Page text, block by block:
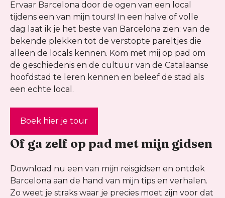
Ervaar Barcelona door de ogen van een local
tijdens een van mijn tours! In een halve of volle
dag laat ik je het beste van Barcelona zien: van de
bekende plekken tot de verstopte pareltjes die
alleen de locals kennen. Kom met mij op pad om
de geschiedenis en de cultuur van de Catalaanse
hoofdstad te leren kennen en beleef de stad als
een echte local.
Boek hier je tour
Of ga zelf op pad met mijn gidsen
Download nu een van mijn reisgidsen en ontdek
Barcelona aan de hand van mijn tips en verhalen.
Zo weet je straks waar je precies moet zijn voor dat